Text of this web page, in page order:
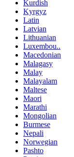
Kurdish
Kyrgyz
Latin
Latvian
Lithuanian
Luxembou..
Macedonian
Malagasy
Malay
Malayalam
Maltese
Maori
Marathi
Mongolian
Burmese
Nepali
Norwegian
Pashto